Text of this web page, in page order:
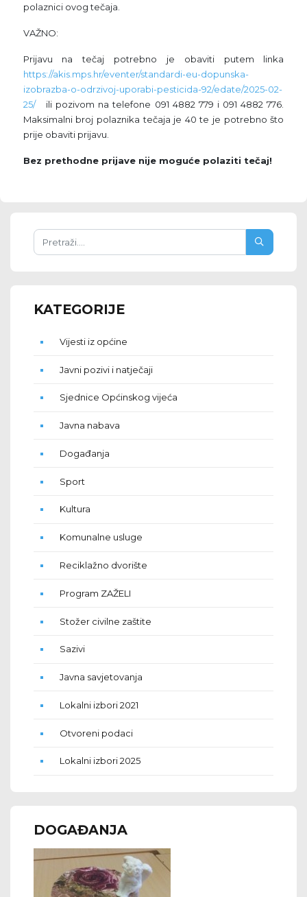
polaznici ovog tečaja.
VAŽNO:
Prijavu na tečaj potrebno je obaviti putem linka
https://akis.mps.hr/eventer/standardi-eu-dopunska-
izobrazba-o-odrzivoj-uporabi-pesticida-92/edate/2025-02-
25/ili pozivom na telefone 091 4882 779 i 091 4882 776.
Maksimalni broj polaznika tečaja je 40 te je potrebno što
prije obaviti prijavu.
Bez prethodne prijave nije moguće polaziti tečaj!
KATEGORIJE
Vijesti iz općine
Javni pozivi i natječaji
Sjednice Općinskog vijeća
Javna nabava
Događanja
Sport
Kultura
Komunalne usluge
Reciklažno dvorište
Program ZAŽELI
Stožer civilne zaštite
Sazivi
Javna savjetovanja
Lokalni izbori 2021
Otvoreni podaci
Lokalni izbori 2025
DOGAĐANJA